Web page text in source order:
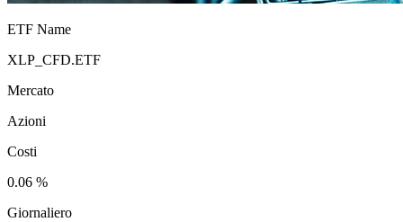
ETF Name
XLP_CFD.ETF
Mercato
Azioni
Costi
0.06 %
Giornaliero